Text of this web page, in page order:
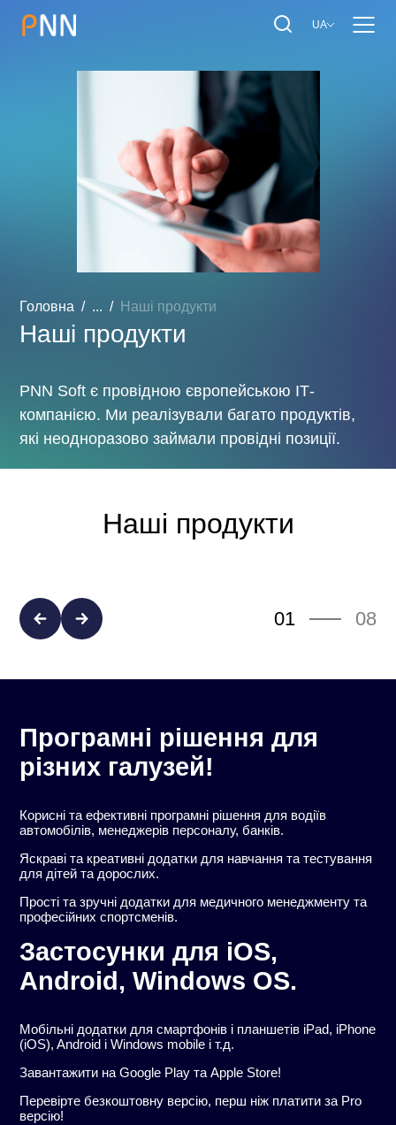
UA
Головна ... Наші продукти
Наші продукти
PNN Soft є провідною європейською ІТ-
компанією. Ми реалізували багато продуктів,
які неодноразово займали провідні позиції.
Наші продукти
01 08
Програмні рішення для
різних галузей!
Корисні та ефективні програмні рішення для водіїв
автомобілів, менеджерів персоналу, банків.
Яскраві та креативні додатки для навчання та тестування
для дітей та дорослих.
Прості та зручні додатки для медичного менеджменту та
професійних спортсменів.
Застосунки для iOS,
Android, Windows OS.
Мобільні додатки для смартфонів і планшетів iPad, iPhone
(iOS), Android і Windows mobile і т.д.
Завантажити на Google Play та Apple Store!
Перевірте безкоштовну версію, перш ніж платити за Pro
версію!